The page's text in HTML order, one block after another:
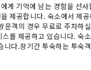
게 기억에 남는 경험을 선
제공합니다. 숙소에서 제
객의 경우 무료로 주차하
를 제공하고 있습니다. 숙
다.장기간 투숙하는 투숙
를 깨끗하고 말끔하게 세탁